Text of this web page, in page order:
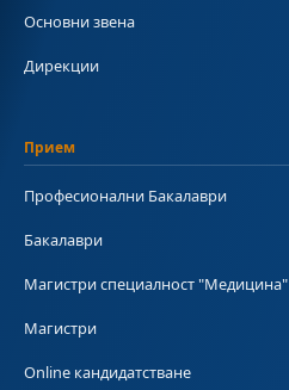
Основни звена
Дирекции
Прием
Професионални Бакалаври
Бакалаври
Магистри специалност "Медицина"
Магистри
Online кандидатстване